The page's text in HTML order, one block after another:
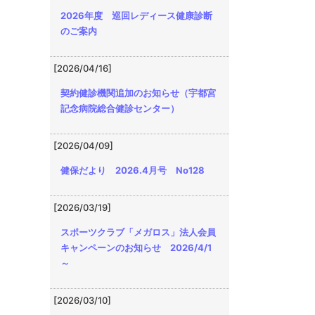
2026年度 巡回レディース健康診断
のご案内
[2026/04/16]
契約健診機関追加のお知らせ（宇都宮
記念病院総合健診センター）
[2026/04/09]
健保だより 2026.4月号 No128
[2026/03/19]
スポーツクラブ「メガロス」法人会員
キャンペーンのお知らせ 2026/4/1
～
[2026/03/10]